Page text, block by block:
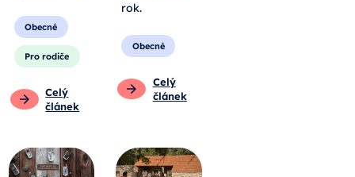
Obecné
Pro rodiče
Celý
článek
rok.
Obecné
Celý
článek